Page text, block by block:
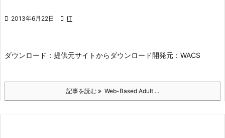
 2013年6月22日  IT
ダウンロード： 提供元サイトからダウンロード開発元： WACS
記事を読む Web-Based Adult ...